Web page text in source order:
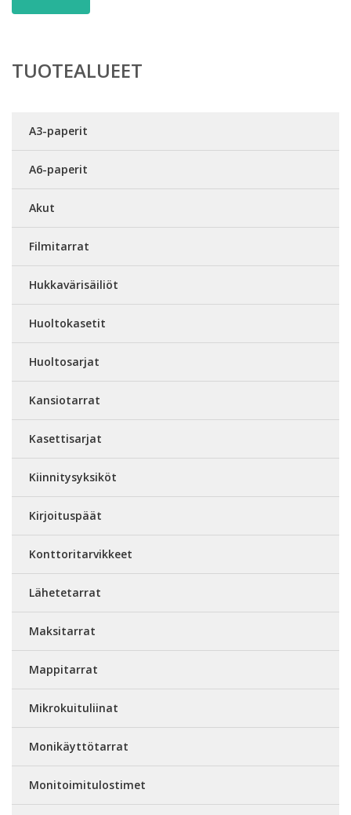
TUOTEALUEET
A3-paperit
A6-paperit
Akut
Filmitarrat
Hukkavärisäiliöt
Huoltokasetit
Huoltosarjat
Kansiotarrat
Kasettisarjat
Kiinnitysyksiköt
Kirjoituspäät
Konttoritarvikkeet
Lähetetarrat
Maksitarrat
Mappitarrat
Mikrokuituliinat
Monikäyttötarrat
Monitoimitulostimet